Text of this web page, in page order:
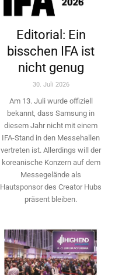
Editorial: Ein
bisschen IFA ist
nicht genug
30. Juli 2026
Am 13. Juli wurde offiziell
bekannt, dass Samsung in
diesem Jahr nicht mit einem
IFA-Stand in den Messehallen
vertreten ist. Allerdings will ­der
koreanische Konzern auf dem
Messegelände als
Hautsponsor des Creator Hubs
präsent bleiben.